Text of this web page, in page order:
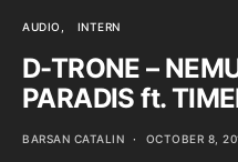
AUDIO INTERN
D-TRONE –
PARADIS ft.
BARSAN CATALIN OCTOBER 8,